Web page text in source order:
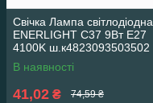
Свічка Лампа світлодіодна
ENERLIGHT С37 9Вт E27
4100K ш.к4823093503502
10шт/уп 19824
В наявності
41,02 ₴ 74,59 ₴